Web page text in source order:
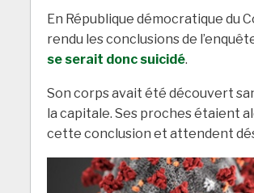
En République démocratique du
rendu les conclusions de
se serait donc suicidé.
Son corps avait été découvert
la capitale. Ses proches étaient
cette conclusion et attendent